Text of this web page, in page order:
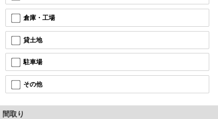
倉庫・工場
貸土地
駐車場
その他
間取り